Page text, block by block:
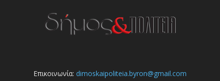
Επικοινωνία: dimoskaipoliteia.byron@gmail.com